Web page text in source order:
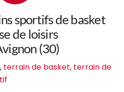
sportifs de basket
de loisirs
(30)
, terrain de basket, terrain de